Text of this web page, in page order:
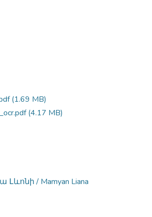
(1.69 MB)
(4.17 MB)
/ Mamyan Liana